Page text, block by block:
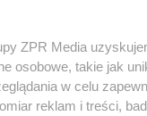
ZPR Media
osobowe, takie jak
w celu
reklam i treści,